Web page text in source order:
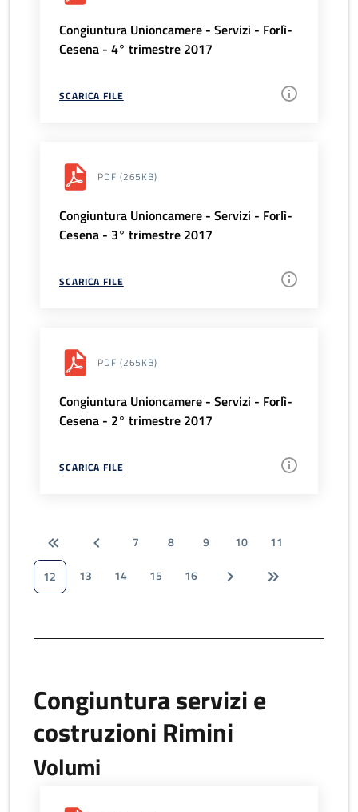
Congiuntura Unioncamere - Servizi - Forlì-
Cesena - 4° trimestre 2017
SCARICA FILE
PDF (265KB)
Congiuntura Unioncamere - Servizi - Forlì-
Cesena - 3° trimestre 2017
SCARICA FILE
PDF (265KB)
Congiuntura Unioncamere - Servizi - Forlì-
Cesena - 2° trimestre 2017
SCARICA FILE
7 8 9 10
11
12
13 14 15 16
Congiuntura servizi e
costruzioni Rimini
Volumi